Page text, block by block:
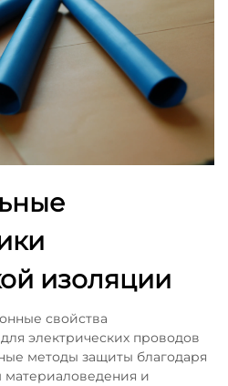
изоляции
свойства
электрических проводов
методы защиты благодаря
и